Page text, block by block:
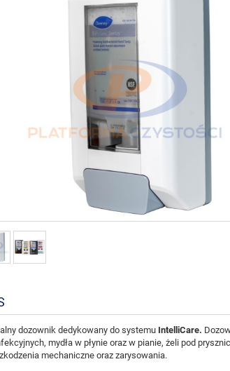
dozownik dedykowany do systemu IntelliCare.
mydła w płynie oraz w pianie, żeli pod
mechaniczne oraz zarysowania.